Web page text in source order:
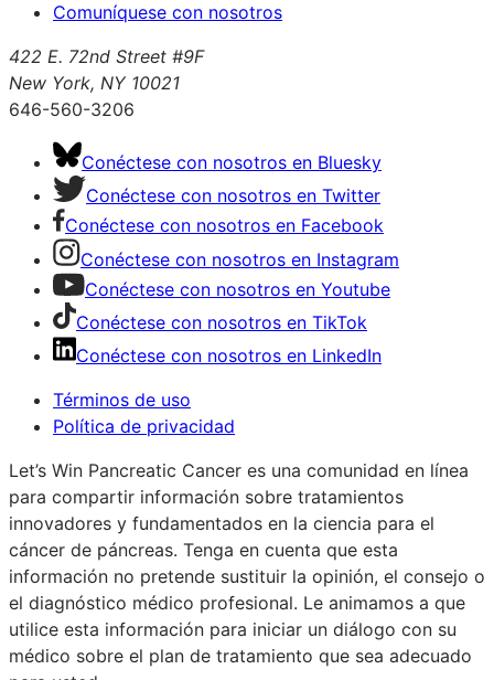
Comuníquese con nosotros
422 E. 72nd Street #9F
New York, NY 10021
646-560-3206
Conéctese con nosotros en Bluesky
Conéctese con nosotros en Twitter
Conéctese con nosotros en Facebook
Conéctese con nosotros en Instagram
Conéctese con nosotros en Youtube
Conéctese con nosotros en TikTok
Conéctese con nosotros en LinkedIn
Términos de uso
Política de privacidad
Let’s Win Pancreatic Cancer es una comunidad en línea
para compartir información sobre tratamientos
innovadores y fundamentados en la ciencia para el
cáncer de páncreas. Tenga en cuenta que esta
información no pretende sustituir la opinión, el consejo o
el diagnóstico médico profesional. Le animamos a que
utilice esta información para iniciar un diálogo con su
médico sobre el plan de tratamiento que sea adecuado